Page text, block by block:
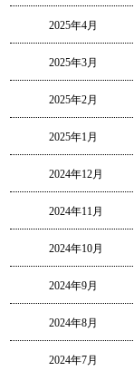
2025年4月
2025年3月
2025年2月
2025年1月
2024年12月
2024年11月
2024年10月
2024年9月
2024年8月
2024年7月